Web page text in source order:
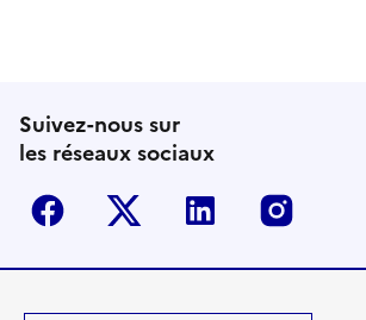
Suivez-nous sur
les réseaux sociaux
Facebook Twitter-X Linkedin